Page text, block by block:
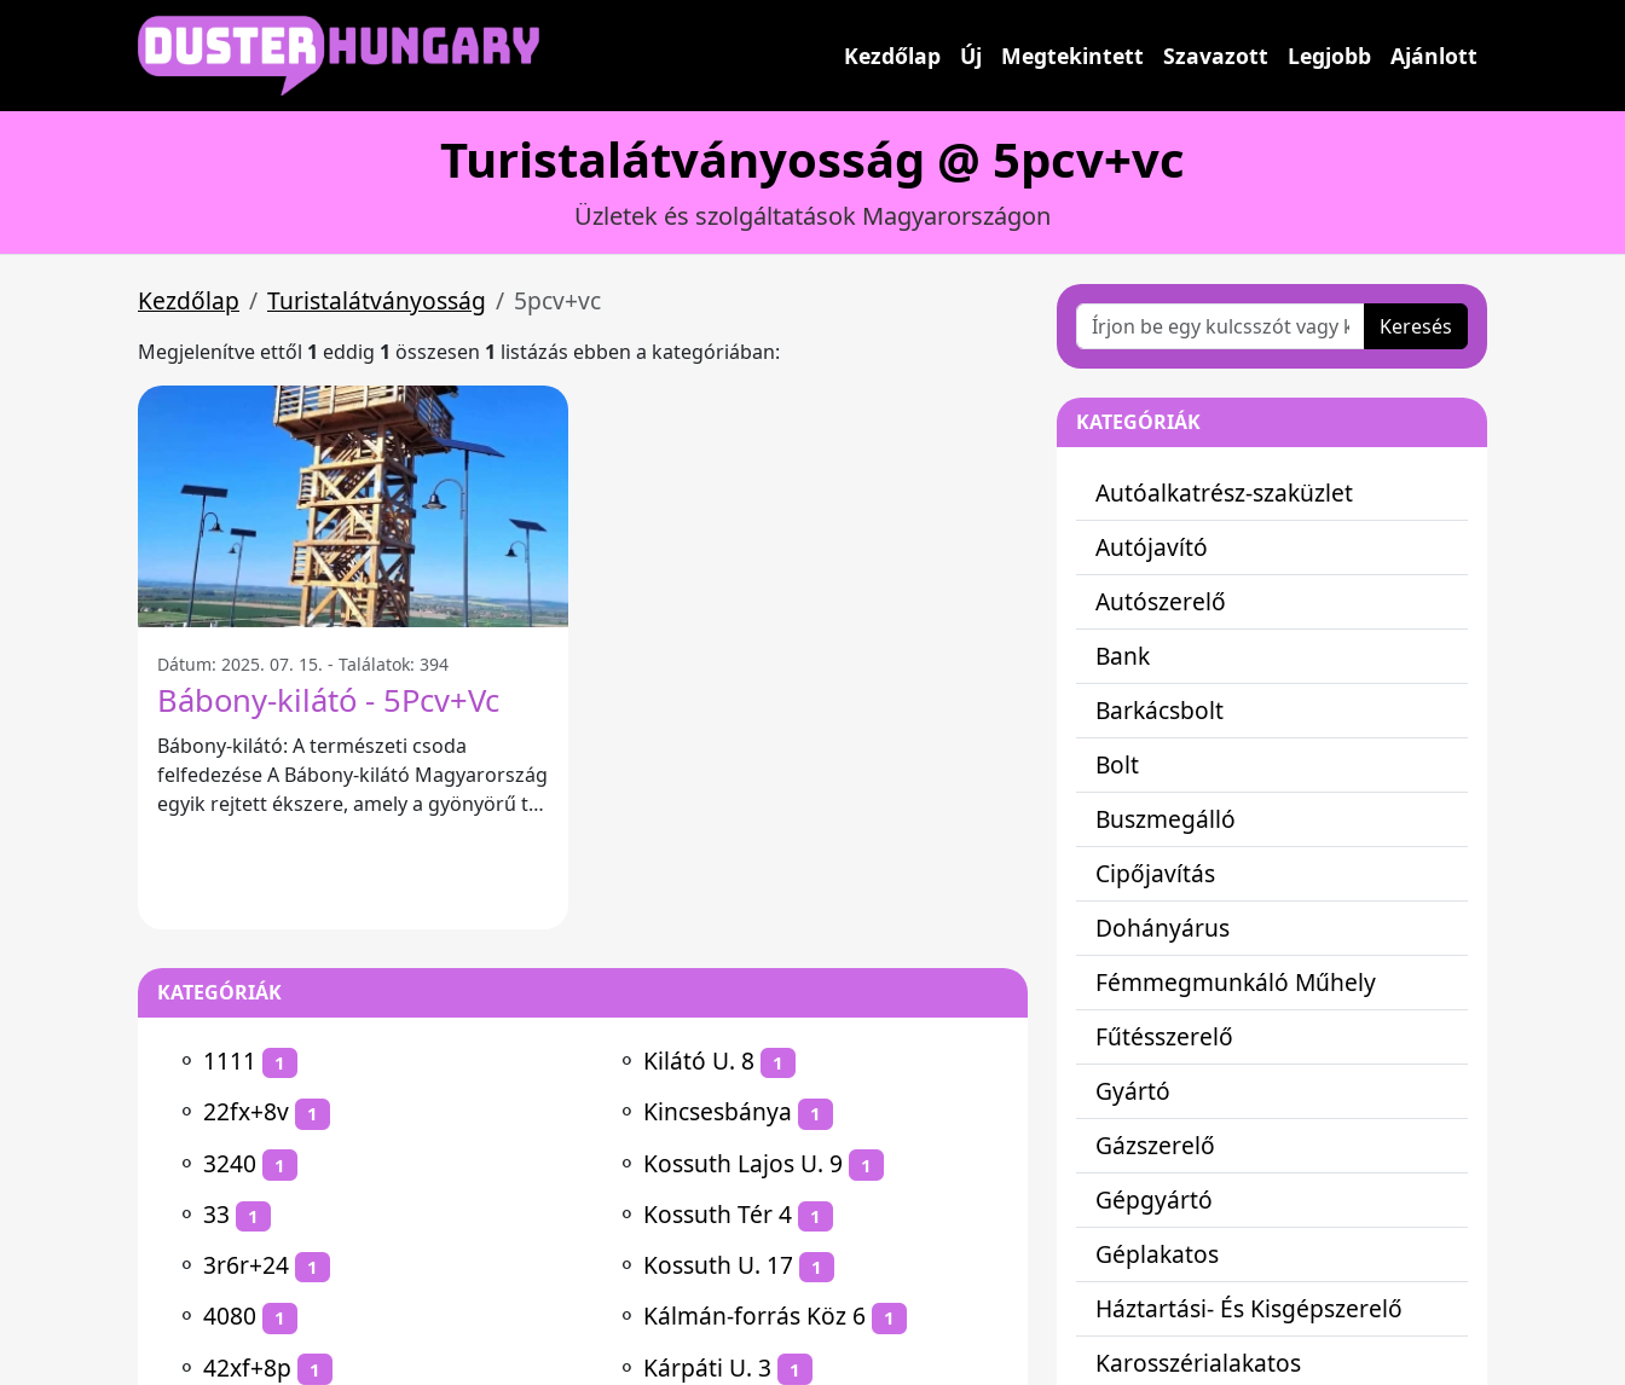
Kezdőlap Új Megtekintett Szavazott Legjobb Ajánlott
Turistalátványosság @ 5pcv+vc
Üzletek és szolgáltatások Magyarországon
Kezdőlap Turistalátványosság 5pcv+vc
Megjelenítve ettől 1 eddig 1 összesen 1 listázás ebben a kategóriában:
Dátum: 2025. 07. 15. - Találatok: 394
Bábony-kilátó - 5Pcv+Vc
Bábony-kilátó: A természeti csoda
felfedezése A Bábony-kilátó Magyarország
egyik rejtett ékszere, amely a gyönyörű táj
KATEGÓRIÁK
⚬ 1111 1
⚬ 22fx+8v 1
⚬ 3240 1
⚬ 33 1
⚬ 3r6r+24 1
⚬ 4080 1
⚬ 42xf+8p 1
⚬ Kilátó U. 8 1
⚬ Kincsesbánya 1
⚬ Kossuth Lajos U. 9 1
⚬ Kossuth Tér 4 1
⚬ Kossuth U. 17 1
⚬ Kálmán-forrás Köz 6 1
⚬ Kárpáti U. 3 1
Keresés
KATEGÓRIÁK
Autóalkatrész-szaküzlet
Autójavító
Autószerelő
Bank
Barkácsbolt
Bolt
Buszmegálló
Cipőjavítás
Dohányárus
Fémmegmunkáló Műhely
Fűtésszerelő
Gyártó
Gázszerelő
Gépgyártó
Géplakatos
Háztartási- És Kisgépszerelő
Karosszérialakatos